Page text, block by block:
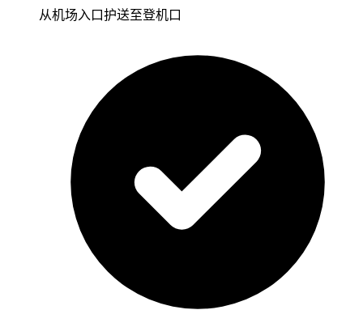
从机场入口护送至登机口